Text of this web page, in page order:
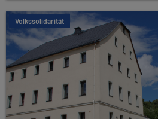
Volkssolidarität